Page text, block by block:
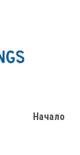
Начало